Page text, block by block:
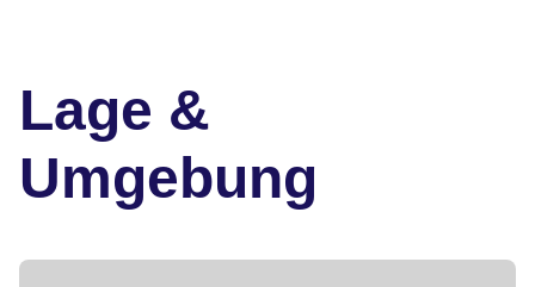
Lage &
Umgebung